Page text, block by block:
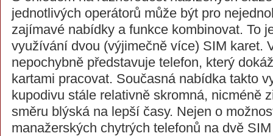
jednotlivých operátorů může být pro
zajímavé nabídky a funkce kombinovat. To
využívání dvou (výjimečně více) SIM karet.
nepochybně představuje telefon, který
kartami pracovat. Současná nabídka takto
kupodivu stále relativně skromná, nicméně
směru blýská na lepší časy. Nejen o
manažerských chytrých telefonů na dvě